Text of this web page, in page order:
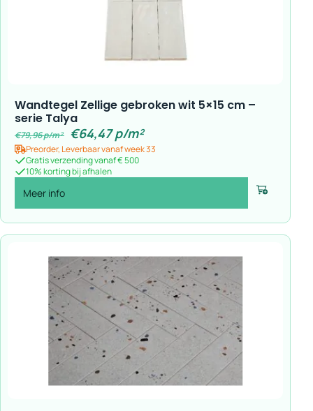
Wandtegel Zellige gebroken wit 5×15 cm –
serie Talya
€79,96p/m² €64,47p/m²
Preorder, Leverbaar vanaf week 33
Gratis verzending vanaf € 500
10% korting bij afhalen
Meer info Voeg toe